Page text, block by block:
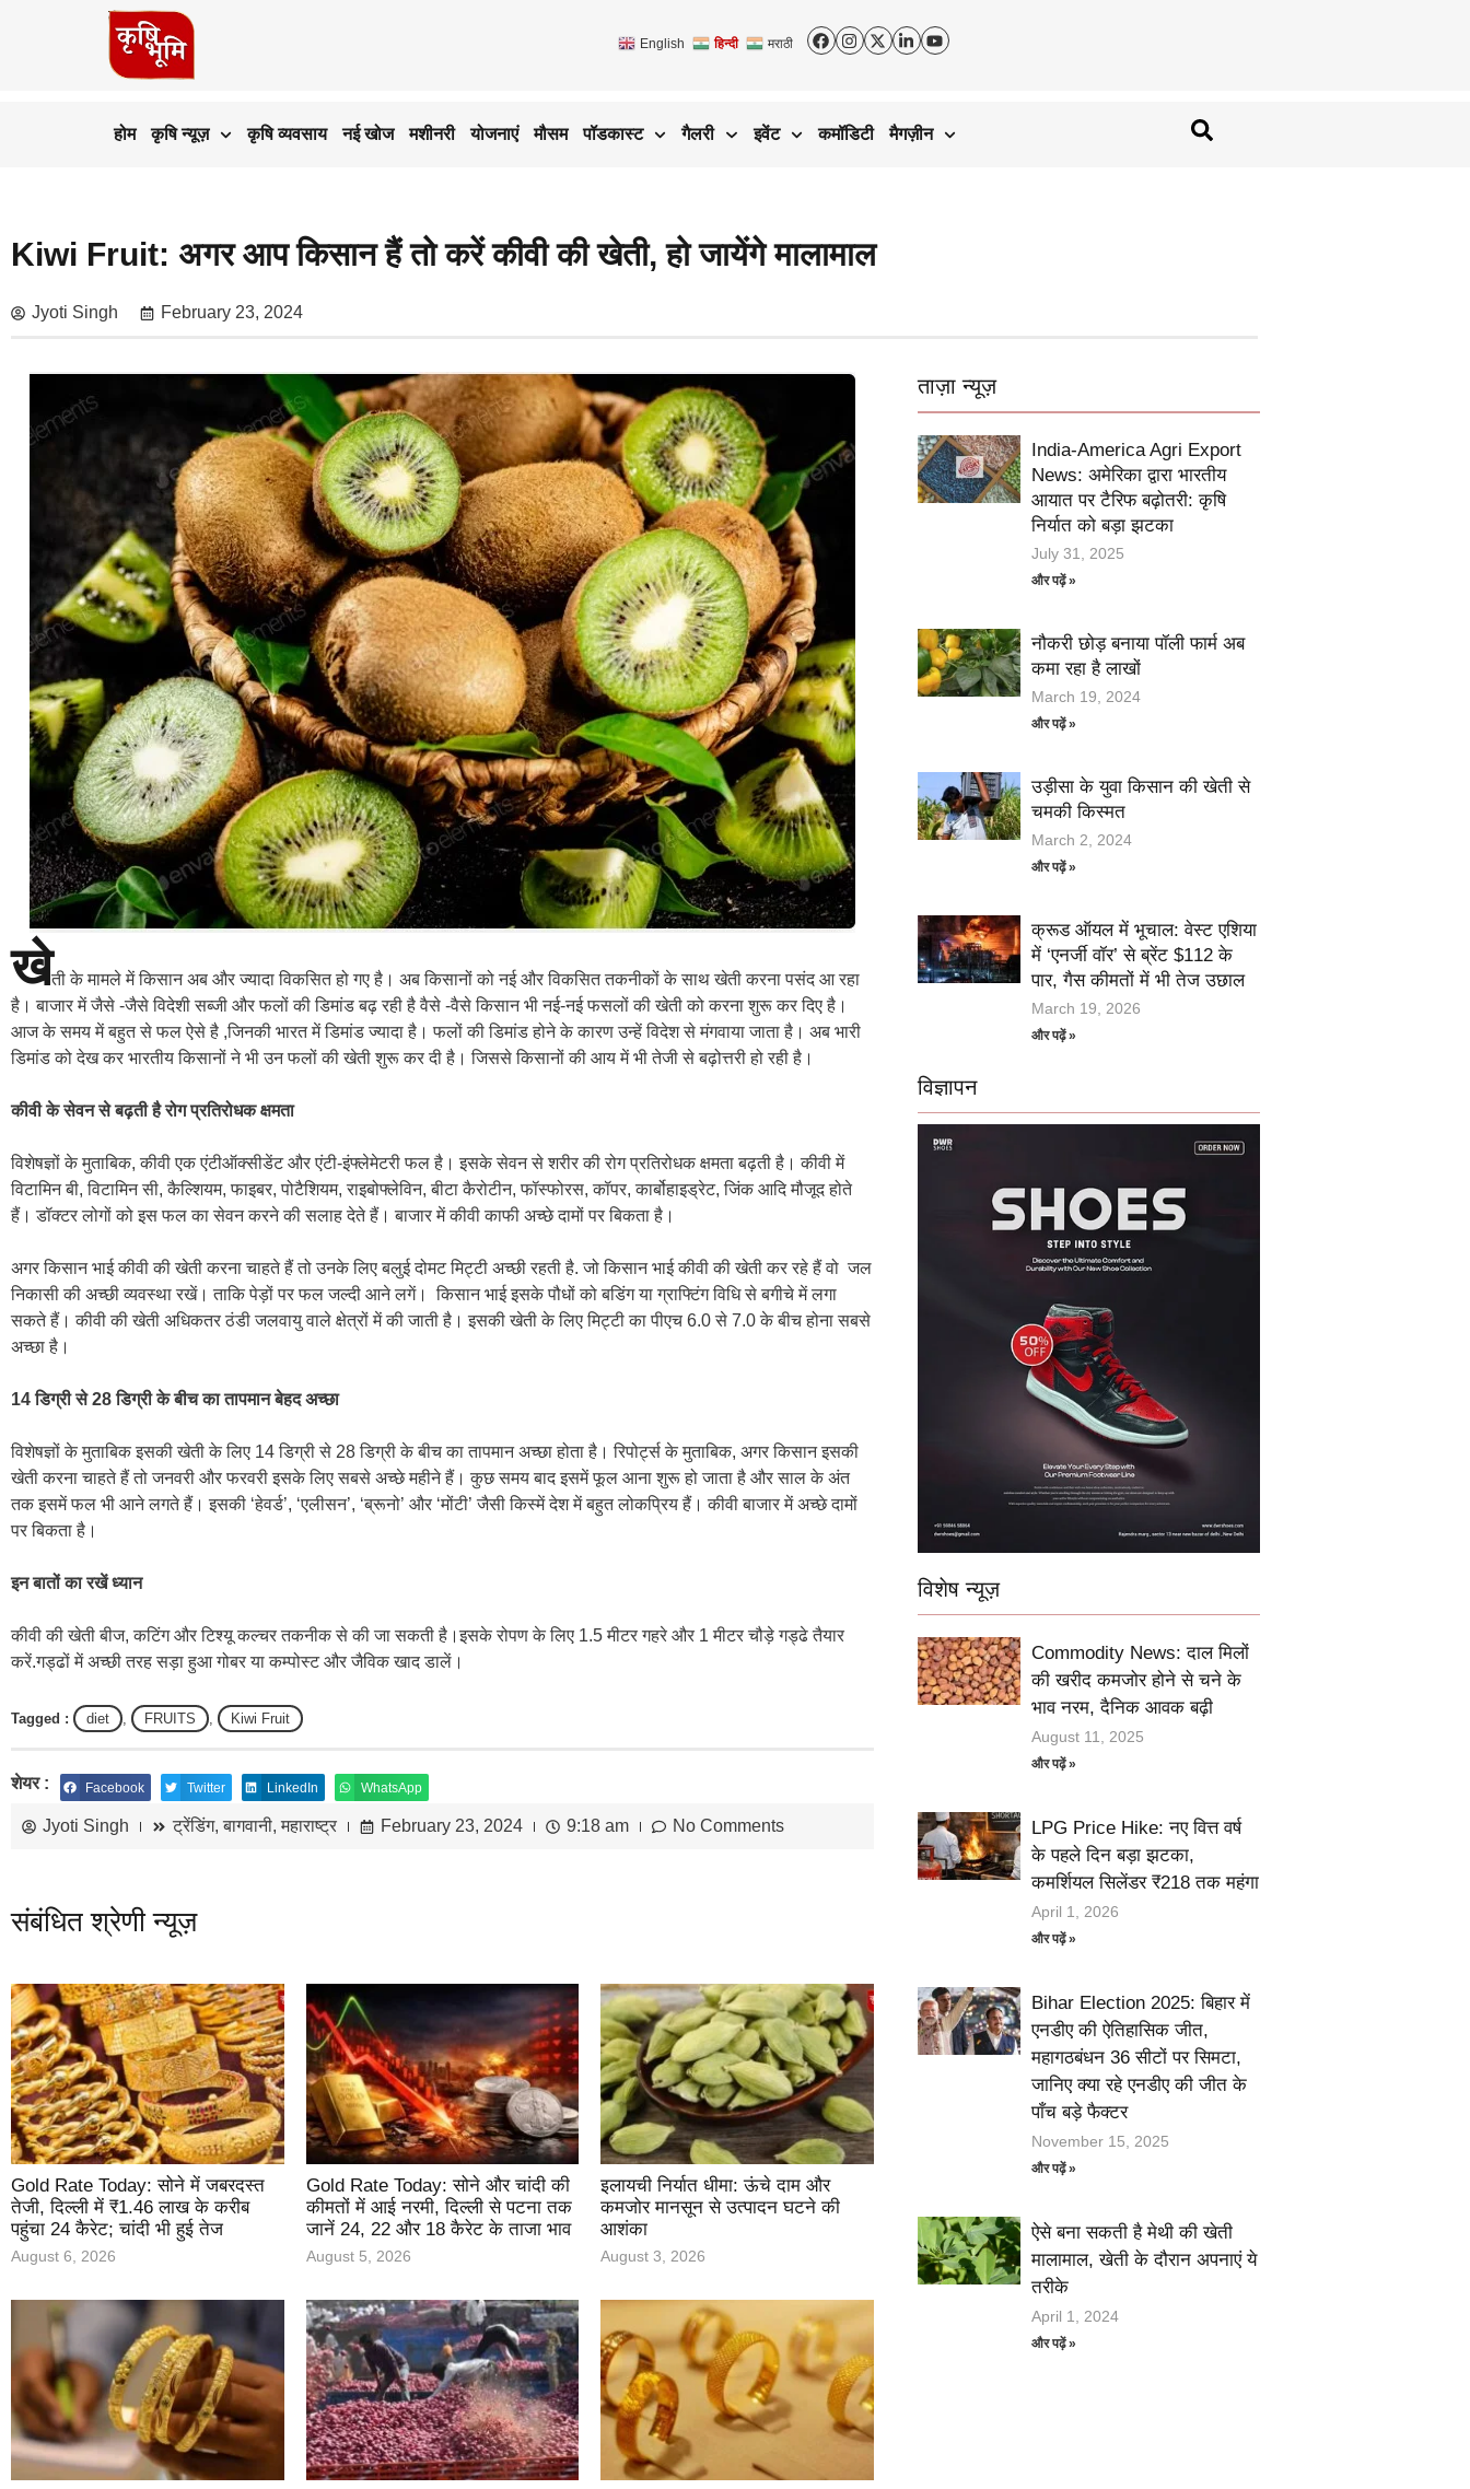
English हिन्दी मराठी
होम कृषि न्यूज़ कृषि व्यवसाय नई खोज मशीनरी योजनाएं मौसम पॉडकास्ट गैलरी इवेंट कमॉडिटी मैगज़ीन
Kiwi Fruit: अगर आप किसान हैं तो करें कीवी की खेती, हो जायेंगे मालामाल
Jyoti Singh February 23, 2024
खेती के मामले में किसान अब और ज्यादा विकसित हो गए है। अब किसानों को नई और विकसित तकनीकों के साथ खेती करना पसंद आ रहा
है। बाजार में जैसे -जैसे विदेशी सब्जी और फलों की डिमांड बढ़ रही है वैसे -वैसे किसान भी नई-नई फसलों की खेती को करना शुरू कर दिए है।
आज के समय में बहुत से फल ऐसे है ,जिनकी भारत में डिमांड ज्यादा है। फलों की डिमांड होने के कारण उन्हें विदेश से मंगवाया जाता है। अब भारी
डिमांड को देख कर भारतीय किसानों ने भी उन फलों की खेती शुरू कर दी है। जिससे किसानों की आय में भी तेजी से बढ़ोत्तरी हो रही है।
कीवी के सेवन से बढ़ती है रोग प्रतिरोधक क्षमता
विशेषज्ञों के मुताबिक, कीवी एक एंटीऑक्सीडेंट और एंटी-इंफ्लेमेटरी फल है। इसके सेवन से शरीर की रोग प्रतिरोधक क्षमता बढ़ती है। कीवी में
विटामिन बी, विटामिन सी, कैल्शियम, फाइबर, पोटैशियम, राइबोफ्लेविन, बीटा कैरोटीन, फॉस्फोरस, कॉपर, कार्बोहाइड्रेट, जिंक आदि मौजूद होते
हैं। डॉक्टर लोगों को इस फल का सेवन करने की सलाह देते हैं। बाजार में कीवी काफी अच्छे दामों पर बिकता है।
अगर किसान भाई कीवी की खेती करना चाहते हैं तो उनके लिए बलुई दोमट मिट्टी अच्छी रहती है. जो किसान भाई कीवी की खेती कर रहे हैं वो जल
निकासी की अच्छी व्यवस्था रखें। ताकि पेड़ों पर फल जल्दी आने लगें। किसान भाई इसके पौधों को बडिंग या ग्राफ्टिंग विधि से बगीचे में लगा
सकते हैं। कीवी की खेती अधिकतर ठंडी जलवायु वाले क्षेत्रों में की जाती है। इसकी खेती के लिए मिट्टी का पीएच 6.0 से 7.0 के बीच होना सबसे
अच्छा है।
14 डिग्री से 28 डिग्री के बीच का तापमान बेहद अच्छा
विशेषज्ञों के मुताबिक इसकी खेती के लिए 14 डिग्री से 28 डिग्री के बीच का तापमान अच्छा होता है। रिपोर्ट्स के मुताबिक, अगर किसान इसकी
खेती करना चाहते हैं तो जनवरी और फरवरी इसके लिए सबसे अच्छे महीने हैं। कुछ समय बाद इसमें फूल आना शुरू हो जाता है और साल के अंत
तक इसमें फल भी आने लगते हैं। इसकी ‘हेवर्ड’, ‘एलीसन’, ‘ब्रूनो’ और ‘मोंटी’ जैसी किस्में देश में बहुत लोकप्रिय हैं। कीवी बाजार में अच्छे दामों
पर बिकता है।
इन बातों का रखें ध्यान
कीवी की खेती बीज, कटिंग और टिश्यू कल्चर तकनीक से की जा सकती है।इसके रोपण के लिए 1.5 मीटर गहरे और 1 मीटर चौड़े गड्ढे तैयार
करें.गड्ढों में अच्छी तरह सड़ा हुआ गोबर या कम्पोस्ट और जैविक खाद डालें।
Tagged : diet , FRUITS , Kiwi Fruit
शेयर : Facebook Twitter LinkedIn WhatsApp
Jyoti Singh ट्रेंडिंग,बागवानी,महाराष्ट्र February 23, 2024 9:18 am No Comments
संबंधित श्रेणी न्यूज़
Gold Rate Today: सोने में जबरदस्त
तेजी, दिल्ली में ₹1.46 लाख के करीब
पहुंचा 24 कैरेट; चांदी भी हुई तेज
August 6, 2026
Gold Rate Today: सोने और चांदी की
कीमतों में आई नरमी, दिल्ली से पटना तक
जानें 24, 22 और 18 कैरेट के ताजा भाव
August 5, 2026
इलायची निर्यात धीमा: ऊंचे दाम और
कमजोर मानसून से उत्पादन घटने की
आशंका
August 3, 2026
ताज़ा न्यूज़
India-America Agri Export
News: अमेरिका द्वारा भारतीय
आयात पर टैरिफ बढ़ोतरी: कृषि
निर्यात को बड़ा झटका
July 31, 2025
और पढ़ें »
नौकरी छोड़ बनाया पॉली फार्म अब
कमा रहा है लाखों
March 19, 2024
और पढ़ें »
उड़ीसा के युवा किसान की खेती से
चमकी किस्मत
March 2, 2024
और पढ़ें »
क्रूड ऑयल में भूचाल: वेस्ट एशिया
में ‘एनर्जी वॉर’ से ब्रेंट $112 के
पार, गैस कीमतों में भी तेज उछाल
March 19, 2026
और पढ़ें »
विज्ञापन
विशेष न्यूज़
Commodity News: दाल मिलों
की खरीद कमजोर होने से चने के
भाव नरम, दैनिक आवक बढ़ी
August 11, 2025
और पढ़ें »
LPG Price Hike: नए वित्त वर्ष
के पहले दिन बड़ा झटका,
कमर्शियल सिलेंडर ₹218 तक महंगा
April 1, 2026
और पढ़ें »
Bihar Election 2025: बिहार में
एनडीए की ऐतिहासिक जीत,
महागठबंधन 36 सीटों पर सिमटा,
जानिए क्या रहे एनडीए की जीत के
पाँच बड़े फैक्टर
November 15, 2025
और पढ़ें »
ऐसे बना सकती है मेथी की खेती
मालामाल, खेती के दौरान अपनाएं ये
तरीके
April 1, 2024
और पढ़ें »